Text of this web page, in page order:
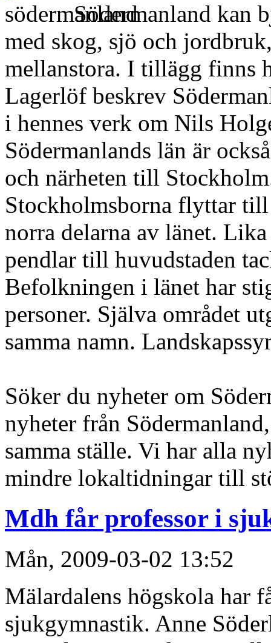
Södermanland kan
med skog, sjö och
mellanstora. I tillägg finns
Lagerlöf beskrev
i hennes verk om Nils
Södermanlands län är
och närheten till
Stockholmsborna flyttar
norra delarna av länet.
pendlar till huvudstaden
Befolkningen i länet har
personer. Själva området
samma namn.
Söker du nyheter om
nyheter från
samma ställe. Vi har alla
mindre lokaltidningar till
Mdh får professor i
Mån, 2009-03-02 13:52
Mälardalens högskola har
sjukgymnastik. Anne